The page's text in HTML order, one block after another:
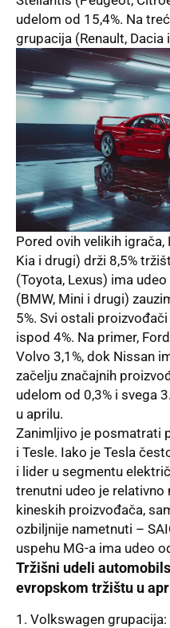
udelom od 15,4%. Na
grupacija (Renault,
Pored ovih velikih
Kia i drugi) drži 8,5%
(Toyota, Lexus) ima
(BMW, Mini i drugi)
5%. Svi ostali
ispod 4%. Na primer,
Volvo 3,1%, dok Nissan
začelju značajnih
udelom od 0,3% i svega
u aprilu.
Zanimljivo je posmatrati
i Tesle. Iako je Tesla
i lider u segmentu
trenutni udeo je relativno
kineskih proizvođača,
ozbiljnije nametnuti –
uspehu MG-a ima udeo
Tržišni udeli
evropskom tržištu u
Volkswagen